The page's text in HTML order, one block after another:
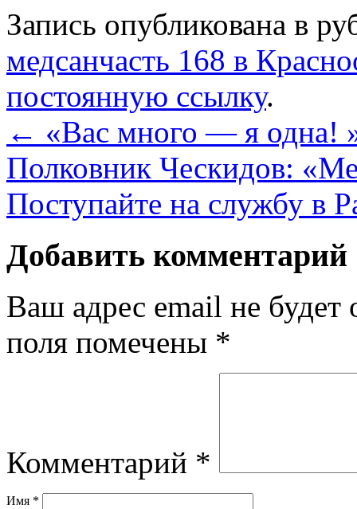
Запись опубликована в
медсанчасть 168 в
постоянную ссылку.
← «Вас много — я одна!
Полковник Ческидов:
Поступайте на службу в
Добавить комментарий
Ваш адрес email не будет
поля помечены *
Комментарий *
Имя *